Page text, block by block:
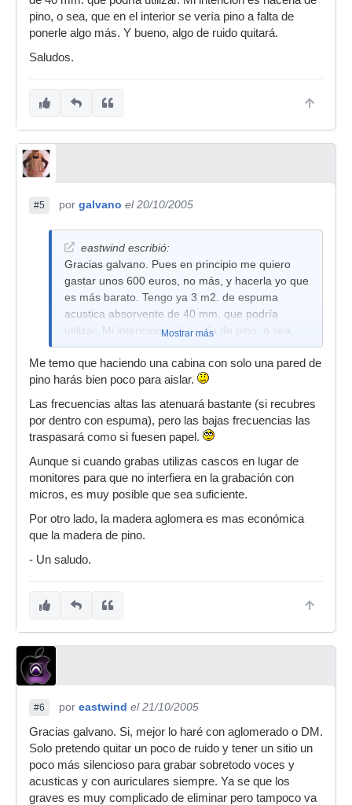
pino, o sea, que en el interior se vería pino a falta de
ponerle algo más. Y bueno, algo de ruido quitará.
Saludos.
#5 por galvano el 20/10/2005
eastwind escribió:
Gracias galvano. Pues en principio me quiero
gastar unos 600 euros, no más, y hacerla yo que
es más barato. Tengo ya 3 m2. de espuma
acustica absorvente de 40 mm. que podría
utilizar. Mi intencion es hacerla de pino, o sea,
que en el interior se vería pino a falta de ponerle
algo más. Y bueno, algo de ruido quitará.
Saludos.
Mostrar más
Me temo que haciendo una cabina con solo una pared de
pino harás bien poco para aislar.
Las frecuencias altas las atenuará bastante (si recubres
por dentro con espuma), pero las bajas frecuencias las
traspasará como si fuesen papel.
Aunque si cuando grabas utilizas cascos en lugar de
monitores para que no interfiera en la grabación con
micros, es muy posible que sea suficiente.
Por otro lado, la madera aglomera es mas económica
que la madera de pino.
- Un saludo.
#6 por eastwind el 21/10/2005
Gracias galvano. Si, mejor lo haré con aglomerado o DM.
Solo pretendo quitar un poco de ruido y tener un sitio un
poco más silencioso para grabar sobretodo voces y
acusticas y con auriculares siempre. Ya se que los
graves es muy complicado de eliminar pero tampoco va